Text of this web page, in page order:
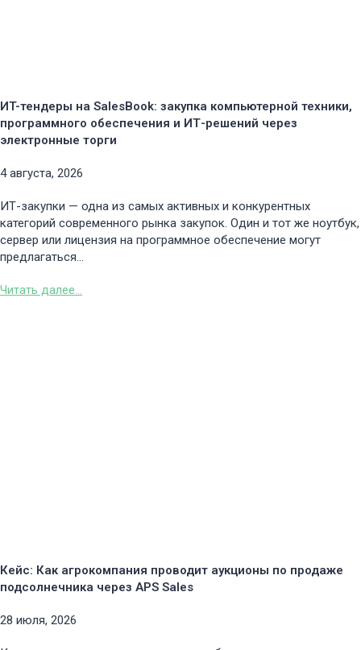
ИT-тендеры на SalesBook: закупка компьютерной техники,
программного обеспечения и ИТ-решений через
электронные торги
4 августа, 2026
ИТ-закупки — одна из самых активных и конкурентных
категорий современного рынка закупок. Один и тот же ноутбук,
сервер или лицензия на программное обеспечение могут
предлагаться...
Читать далее...
Кейс: Как агрокомпания проводит аукционы по продаже
подсолнечника через APS Sales
28 июля, 2026